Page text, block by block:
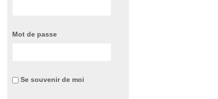
Mot de passe
Se souvenir de moi